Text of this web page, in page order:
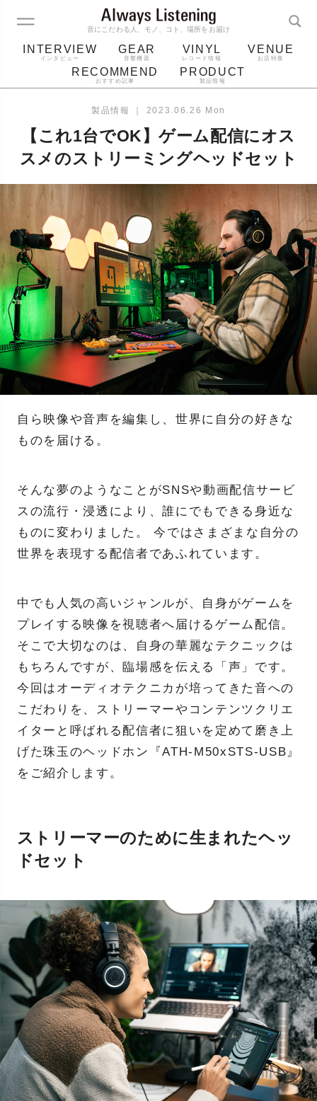
音にこだわる人、モノ、コト、場所をお届け
INTERVIEW
インタビュー
GEAR
音響機器
VINYL
レコード情報
VENUE
お店特集
RECOMMEND
おすすめ記事
PRODUCT
製品情報
ジャケット bluetooth アルバム
レコード針
製品情報 ｜ 2023.06.26 Mon
【これ1台でOK】ゲーム配信にオス
スメのストリーミングヘッドセット
自ら映像や音声を編集し、世界に自分の好きな
ものを届ける。
そんな夢のようなことがSNSや動画配信サービ
スの流行・浸透により、誰にでもできる身近な
ものに変わりました。 今ではさまざまな自分の
世界を表現する配信者であふれています。
中でも人気の高いジャンルが、自身がゲームを
プレイする映像を視聴者へ届けるゲーム配信。
そこで大切なのは、自身の華麗なテクニックは
もちろんですが、臨場感を伝える「声」です。
今回はオーディオテクニカが培ってきた音への
こだわりを、ストリーマーやコンテンツクリエ
イターと呼ばれる配信者に狙いを定めて磨き上
げた珠玉のヘッドホン『ATH-M50xSTS-USB』
をご紹介します。
ストリーマーのために生まれたヘッ
ドセット